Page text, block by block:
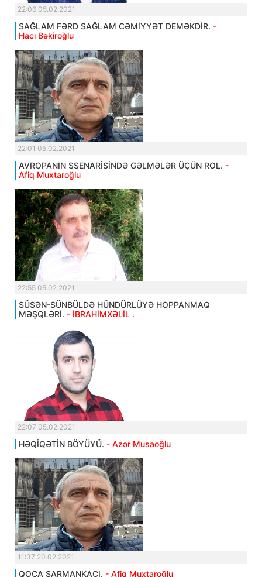
22:06 05.02.2021
SAĞLAM FƏRD SAĞLAM CƏMİYYƏT DEMƏKDİR. -
Hacı Bəkiroğlu
22:01 05.02.2021
AVROPANIN SSENARİSİNDƏ GƏLMƏLƏR ÜÇÜN ROL. -
Afiq Muxtaroğlu
22:55 05.02.2021
SÜSƏN-SÜNBÜLDƏ HÜNDÜRLÜYƏ HOPPANMAQ
MƏŞQLƏRİ. - İBRAHİMXƏLİL .
22:07 05.02.2021
HƏQİQƏTİN BÖYÜYÜ. - Azər Musaoğlu
11:37 20.02.2021
QOCA ŞARMANKAÇI. - Afiq Muxtaroğlu